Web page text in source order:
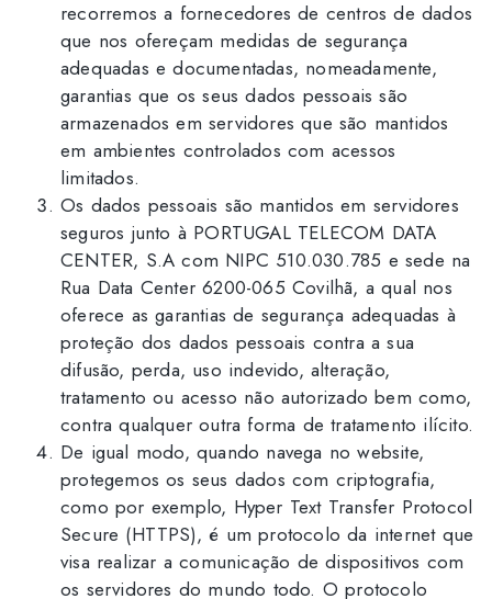
recorremos a fornecedores de centros de dados
que nos ofereçam medidas de segurança
adequadas e documentadas, nomeadamente,
garantias que os seus dados pessoais são
armazenados em servidores que são mantidos
em ambientes controlados com acessos
limitados.
Os dados pessoais são mantidos em servidores
seguros junto à PORTUGAL TELECOM DATA
CENTER, S.A com NIPC 510.030.785 e sede na
Rua Data Center 6200-065 Covilhã, a qual nos
oferece as garantias de segurança adequadas à
proteção dos dados pessoais contra a sua
difusão, perda, uso indevido, alteração,
tratamento ou acesso não autorizado bem como,
contra qualquer outra forma de tratamento ilícito.
De igual modo, quando navega no website,
protegemos os seus dados com criptografia,
como por exemplo, Hyper Text Transfer Protocol
Secure (HTTPS), é um protocolo da internet que
visa realizar a comunicação de dispositivos com
os servidores do mundo todo. O protocolo